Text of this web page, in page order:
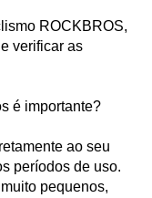
ROCKBROS,
verificar as
é importante?
ao seu
períodos de uso.
pequenos,